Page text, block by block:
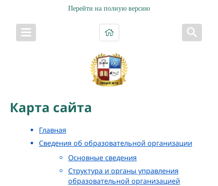
Перейти на полную версию
Карта сайта
Главная
Сведения об образовательной организации
Основные сведения
Структура и органы управления
образовательной организацией